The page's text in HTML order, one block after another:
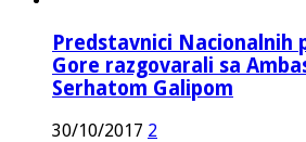
Predstavnici Nacionalnih
Gore razgovarali sa
Serhatom Galipom
30/10/2017 2